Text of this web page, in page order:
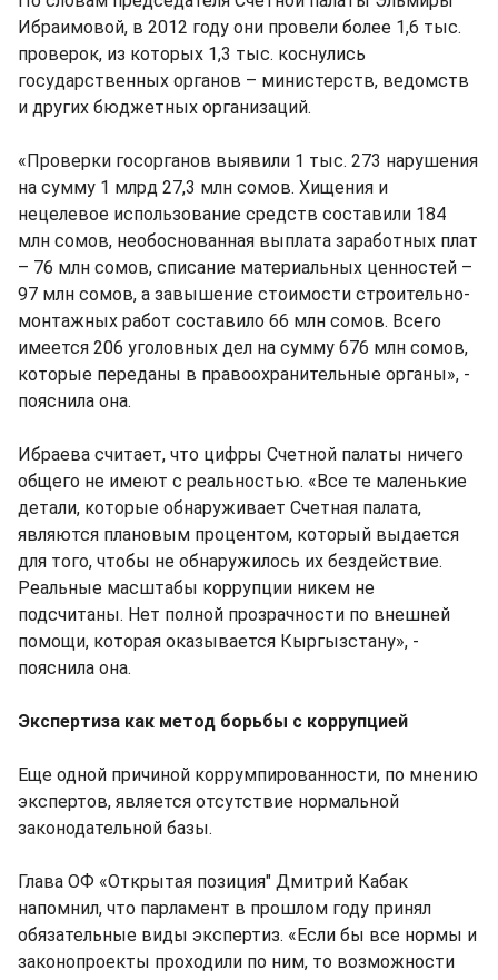
Ибраимовой, в 2012 году они провели более 1,6 тыс.
проверок, из которых 1,3 тыс. коснулись
государственных органов – министерств, ведомств
и других бюджетных организаций.
«Проверки госорганов выявили 1 тыс. 273 нарушения
на сумму 1 млрд 27,3 млн сомов. Хищения и
нецелевое использование средств составили 184
млн сомов, необоснованная выплата заработных плат
– 76 млн сомов, списание материальных ценностей –
97 млн сомов, а завышение стоимости строительно-
монтажных работ составило 66 млн сомов. Всего
имеется 206 уголовных дел на сумму 676 млн сомов,
которые переданы в правоохранительные органы», -
пояснила она.
Ибраева считает, что цифры Счетной палаты ничего
общего не имеют с реальностью. «Все те маленькие
детали, которые обнаруживает Счетная палата,
являются плановым процентом, который выдается
для того, чтобы не обнаружилось их бездействие.
Реальные масштабы коррупции никем не
подсчитаны. Нет полной прозрачности по внешней
помощи, которая оказывается Кыргызстану», -
пояснила она.
Экспертиза как метод борьбы с коррупцией
Еще одной причиной коррумпированности, по мнению
экспертов, является отсутствие нормальной
законодательной базы.
Глава ОФ «Открытая позиция" Дмитрий Кабак
напомнил, что парламент в прошлом году принял
обязательные виды экспертиз. «Если бы все нормы и
законопроекты проходили по ним, то возможности